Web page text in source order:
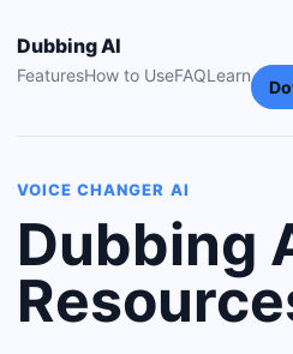
Dubbing AI
FeaturesHow to UseFAQLearn
VOICE CHANGER AI
Dubbing